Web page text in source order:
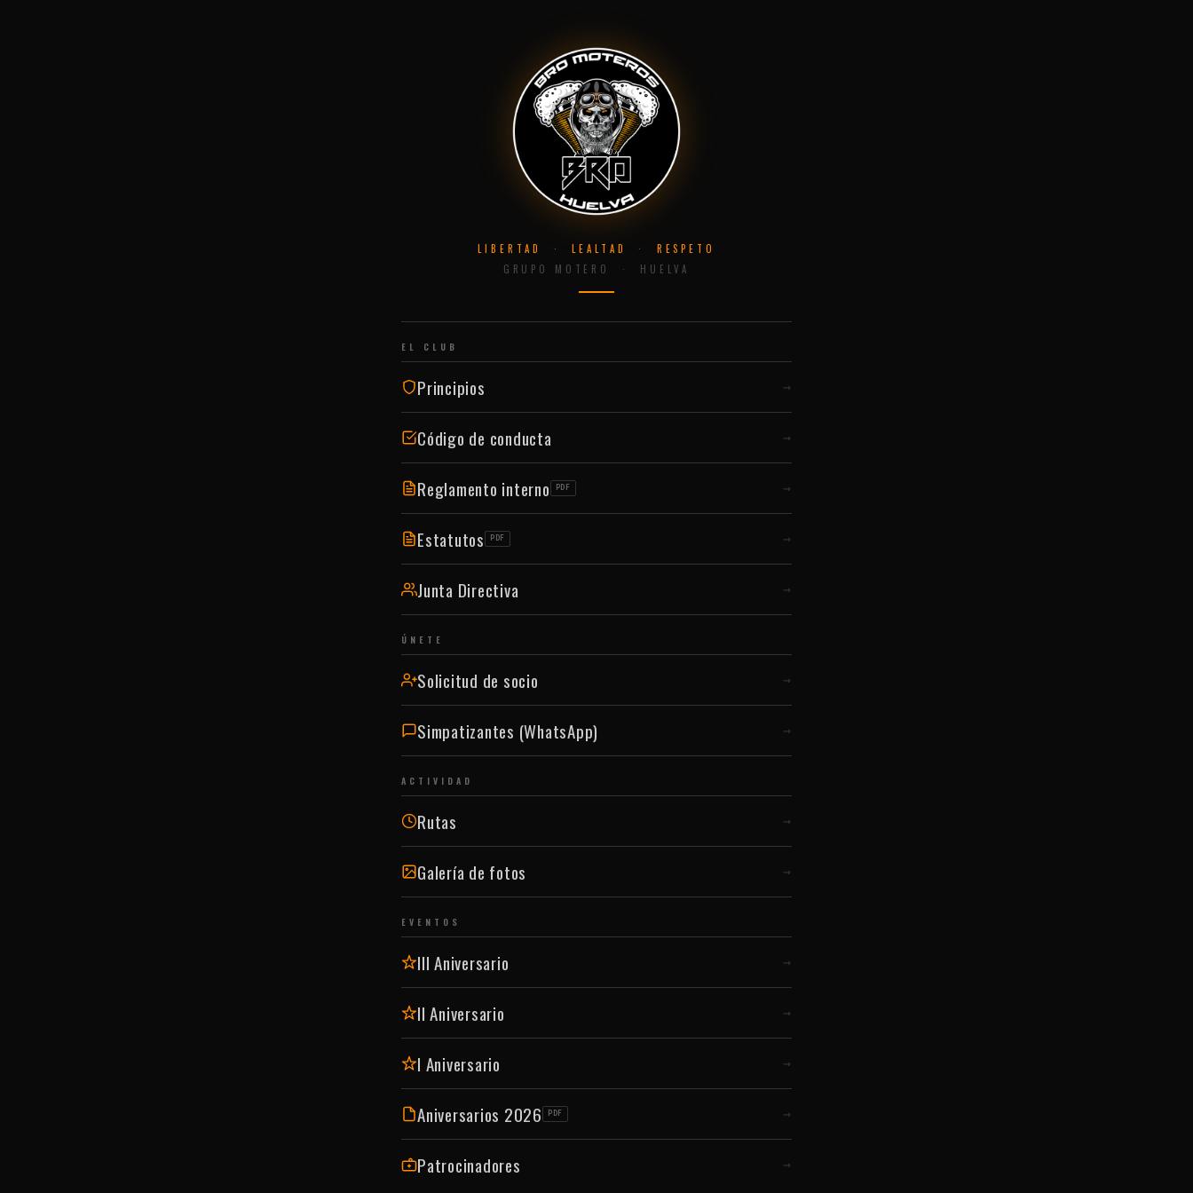
LIBERTAD ·LEALTAD · RESPETO
GRUPO MOTERO · HUELVA
EL CLUB
Principios →
Código de conducta →
Reglamento interno PDF →
Estatutos PDF →
Junta Directiva →
ÚNETE
Solicitud de socio →
Simpatizantes (WhatsApp) →
ACTIVIDAD
Rutas →
Galería de fotos →
EVENTOS
III Aniversario →
II Aniversario →
I Aniversario →
Aniversarios 2026 PDF →
Patrocinadores →